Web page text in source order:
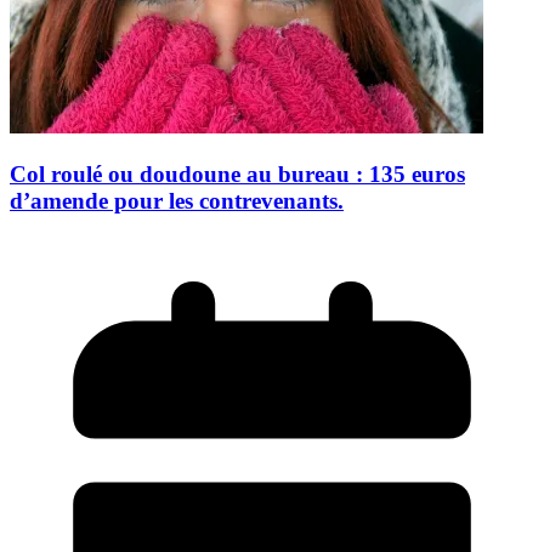
Col roulé ou doudoune au bureau : 135 euros
d’amende pour les contrevenants.